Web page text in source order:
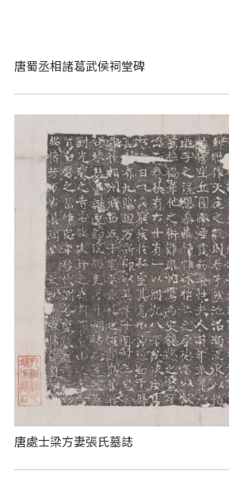
唐蜀丞相諸葛武侯祠堂碑
唐處士梁方妻張氏墓誌